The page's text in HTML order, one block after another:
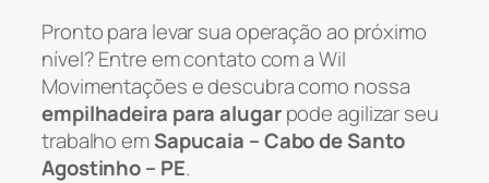
Pronto para levar sua operação ao próximo
nível? Entre em contato com a Wil
Movimentações e descubra como nossa
empilhadeira para alugarpode agilizar seu
trabalho emSapucaia – Cabo de Santo
Agostinho – PE.